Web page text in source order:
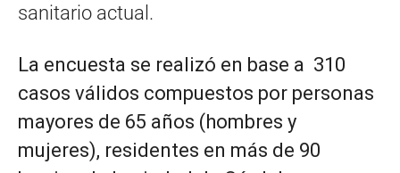
sanitario actual.
La encuesta se realizó en base a 310
casos válidos compuestos por personas
mayores de 65 años (hombres y
mujeres), residentes en más de 90